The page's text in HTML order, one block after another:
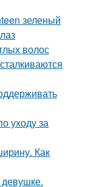
зеленый
волос
уходу за
Как
девушке.